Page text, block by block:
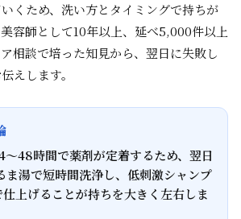
くため、洗い方とタイミングで持ちが
容師として10年以上、延べ5,000件以上
相談で培った知見から、翌日に失敗し
えします。
48時間で薬剤が定着するため、翌日
湯で短時間洗浄し、低刺激シャンプ
上げることが持ちを大きく左右しま